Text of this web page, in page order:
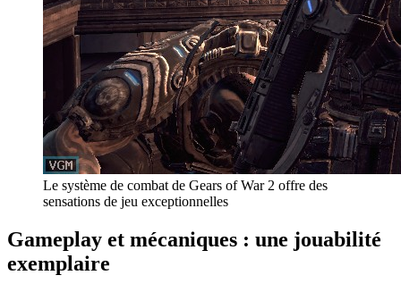
Le système de combat de Gears of War 2 offre des
sensations de jeu exceptionnelles
Gameplay et mécaniques : une jouabilité
exemplaire